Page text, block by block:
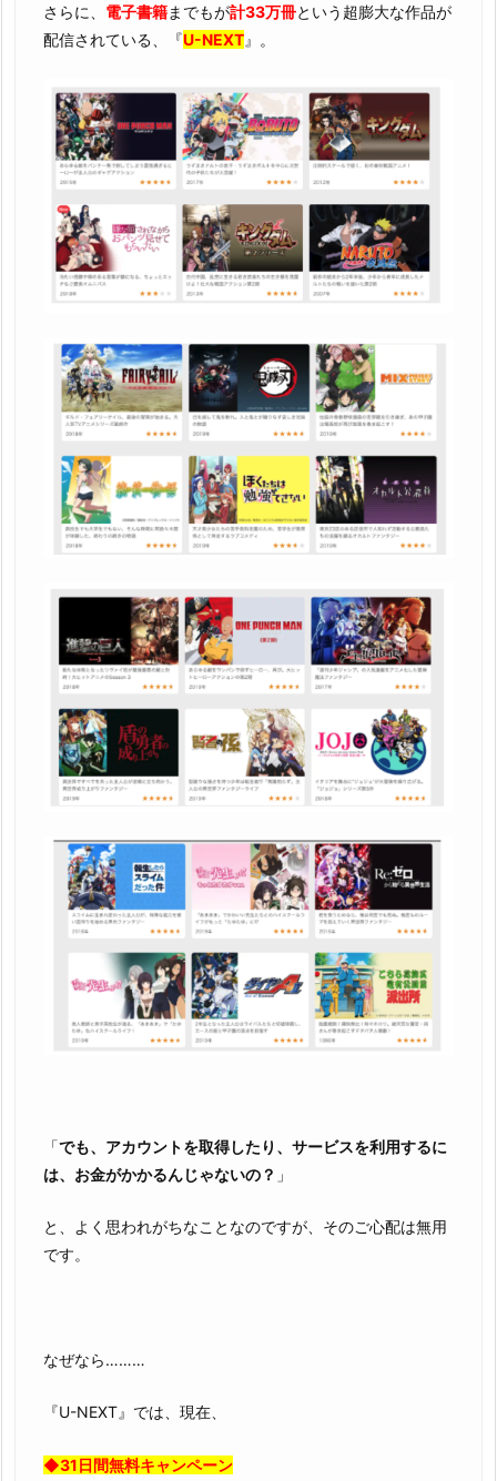
さらに、 電子書籍までもが計33万冊という超膨大な作品が
配信されている、『U-NEXT』。
「でも、アカウントを取得したり、サービスを利用するに
は、お金がかかるんじゃないの？ 」
と、よく思われがちなことなのですが、そのご心配は無用
です。
なぜなら………
『U-NEXT』では、現在、
◆31日間無料キャンペーン